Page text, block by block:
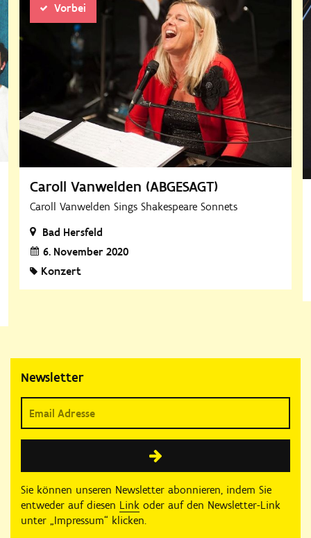
Vorbei
Caroll Vanwelden (ABGESAGT)
Caroll Vanwelden Sings Shakespeare Sonnets
Bad Hersfeld
6. November 2020
Konzert
Newsletter
Sie können unseren Newsletter abonnieren, indem Sie
entweder auf diesen Link oder auf den Newsletter-Link
unter „Impressum“ klicken.